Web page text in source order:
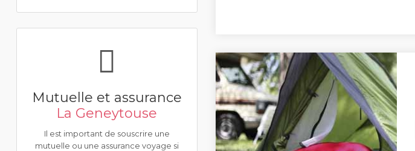
Mutuelle et assurance
La Geneytouse
Il est important de souscrire une
mutuelle ou une assurance voyage si